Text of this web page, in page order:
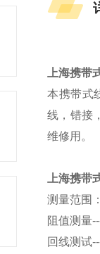
上海携带
本携带式
线，错接
维修用。
上海携带
测量范围：
阻值测量
回线测试